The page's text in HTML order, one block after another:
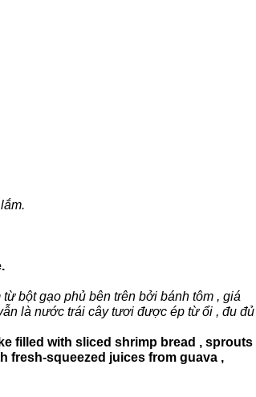
bột gạo phủ bên trên bởi bánh tôm , giá
là nước trái cây tươi được ép từ ổi , đu đủ
filled with sliced shrimp bread , sprouts
fresh-squeezed juices from guava ,